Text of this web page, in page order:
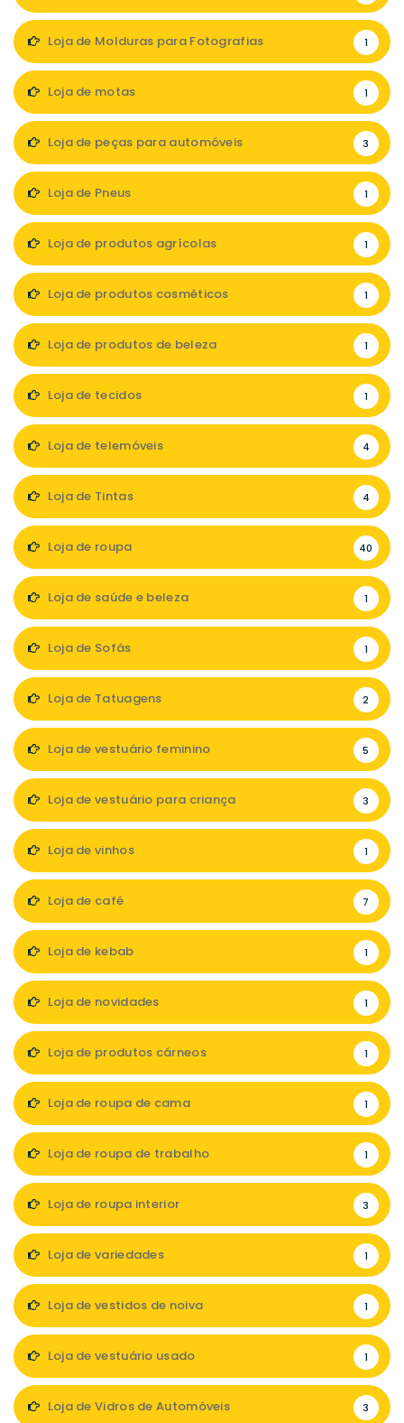
Loja de Molduras para Fotografias 1
Loja de motas 1
Loja de peças para automóveis 3
Loja de Pneus 1
Loja de produtos agrícolas 1
Loja de produtos cosméticos 1
Loja de produtos de beleza 1
Loja de tecidos 1
Loja de telemóveis 4
Loja de Tintas 4
Loja de roupa 40
Loja de saúde e beleza 1
Loja de Sofás 1
Loja de Tatuagens 2
Loja de vestuário feminino 5
Loja de vestuário para criança 3
Loja de vinhos 1
Loja de café 7
Loja de kebab 1
Loja de novidades 1
Loja de produtos cárneos 1
Loja de roupa de cama 1
Loja de roupa de trabalho 1
Loja de roupa interior 3
Loja de variedades 1
Loja de vestidos de noiva 1
Loja de vestuário usado 1
Loja de Vidros de Automóveis 3